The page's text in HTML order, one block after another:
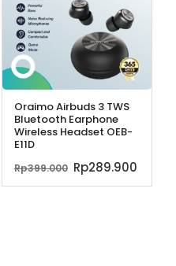
Oraimo Airbuds 3 TWS
Bluetooth Earphone
Wireless Headset OEB-
E11D
Rp399.000 Harga
aslinya
Rp289.900
saat